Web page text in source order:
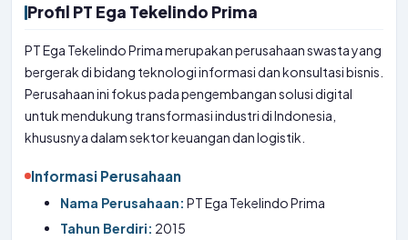
Profil PT Ega Tekelindo Prima
PT Ega Tekelindo Prima merupakan perusahaan swasta yang
bergerak di bidang teknologi informasi dan konsultasi bisnis.
Perusahaan ini fokus pada pengembangan solusi digital
untuk mendukung transformasi industri di Indonesia,
khususnya dalam sektor keuangan dan logistik.
Informasi Perusahaan
Nama Perusahaan: PT Ega Tekelindo Prima
Tahun Berdiri: 2015